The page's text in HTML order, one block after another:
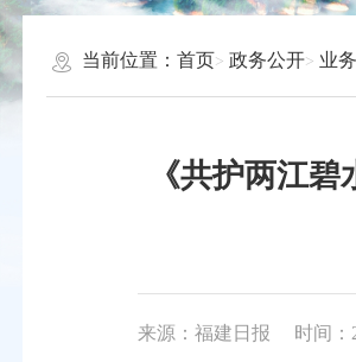
当前位置：首页 政务公开 业
《共护两江
来源：福建日报 时间：